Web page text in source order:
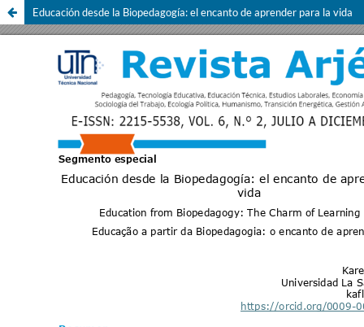
Educación desde la Biopedagogía: el encanto de aprender para la vida